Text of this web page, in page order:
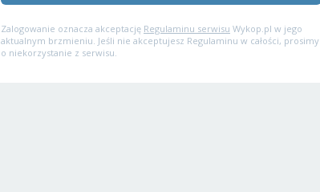
Zalogowanie oznacza akceptację Regulaminu serwisu Wykop.pl w jego
aktualnym brzmieniu. Jeśli nie akceptujesz Regulaminu w całości, prosimy
o niekorzystanie z serwisu.